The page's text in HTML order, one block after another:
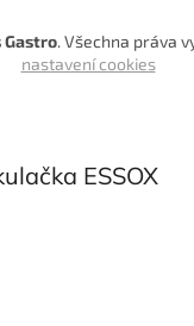
Gastro. Všechna práva
nastavení cookies
ESSOX